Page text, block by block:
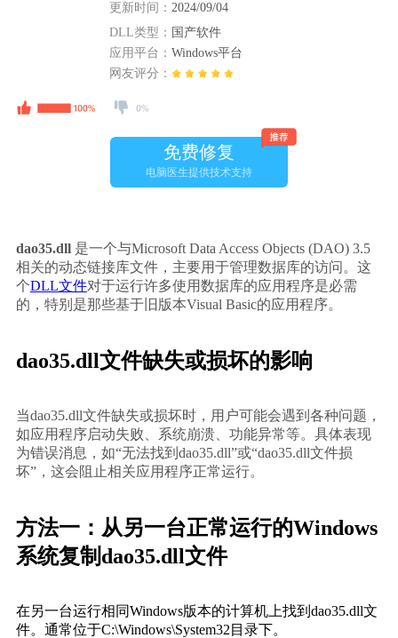
更新时间： 2024/09/04
DLL类型： 国产软件
应用平台： Windows平台
网友评分：
免费修复
电脑医生提供技术支持
dao35.dll 是一个与Microsoft Data Access Objects (DAO) 3.5
相关的动态链接库文件，主要用于管理数据库的访问。这
个DLL文件对于运行许多使用数据库的应用程序是必需
的，特别是那些基于旧版本Visual Basic的应用程序。
dao35.dll文件缺失或损坏的影响
当dao35.dll文件缺失或损坏时，用户可能会遇到各种问题，
如应用程序启动失败、系统崩溃、功能异常等。具体表现
为错误消息，如“无法找到dao35.dll”或“dao35.dll文件损
坏”，这会阻止相关应用程序正常运行。
方法一：从另一台正常运行的Windows
系统复制dao35.dll文件
在另一台运行相同Windows版本的计算机上找到dao35.dll文
件。通常位于C:\Windows\System32 目录下。